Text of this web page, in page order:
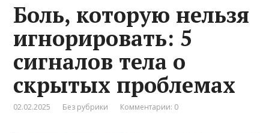
Боль, которую нельзя
игнорировать: 5
сигналов тела о
скрытых проблемах
02.02.2025 Без рубрики Комментарии: 0